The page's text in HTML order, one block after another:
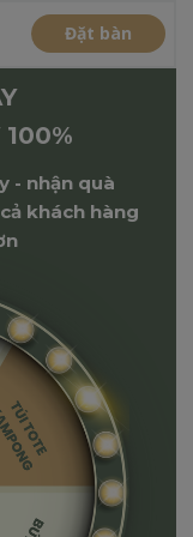
Đặt bàn
- nhận quà
khách hàng